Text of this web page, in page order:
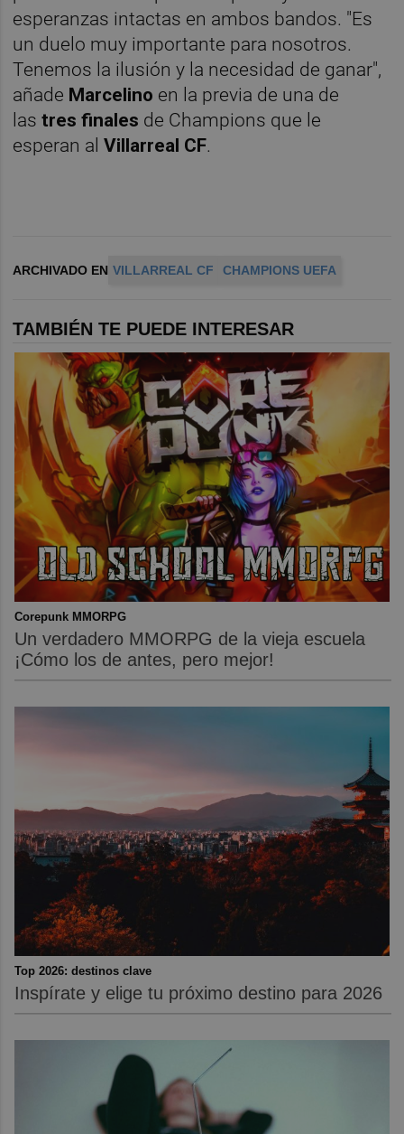
esperanzas intactas en ambos bandos. "Es
un duelo muy importante para nosotros.
Tenemos la ilusión y la necesidad de ganar",
añade Marcelino en la previa de una de
lastres finales de Champions que le
esperan alVillarreal CF.
ARCHIVADO EN VILLARREAL CF CHAMPIONS UEFA
TAMBIÉN TE PUEDE INTERESAR
Corepunk MMORPG
Un verdadero MMORPG de la vieja escuela
¡Cómo los de antes, pero mejor!
Top 2026: destinos clave
Inspírate y elige tu próximo destino para 2026